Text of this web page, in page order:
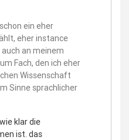
ein eher
eher instance
an meinem
Fach, den ich eher
Wissenschaft
Sinne sprachlicher
klar die
ist. das